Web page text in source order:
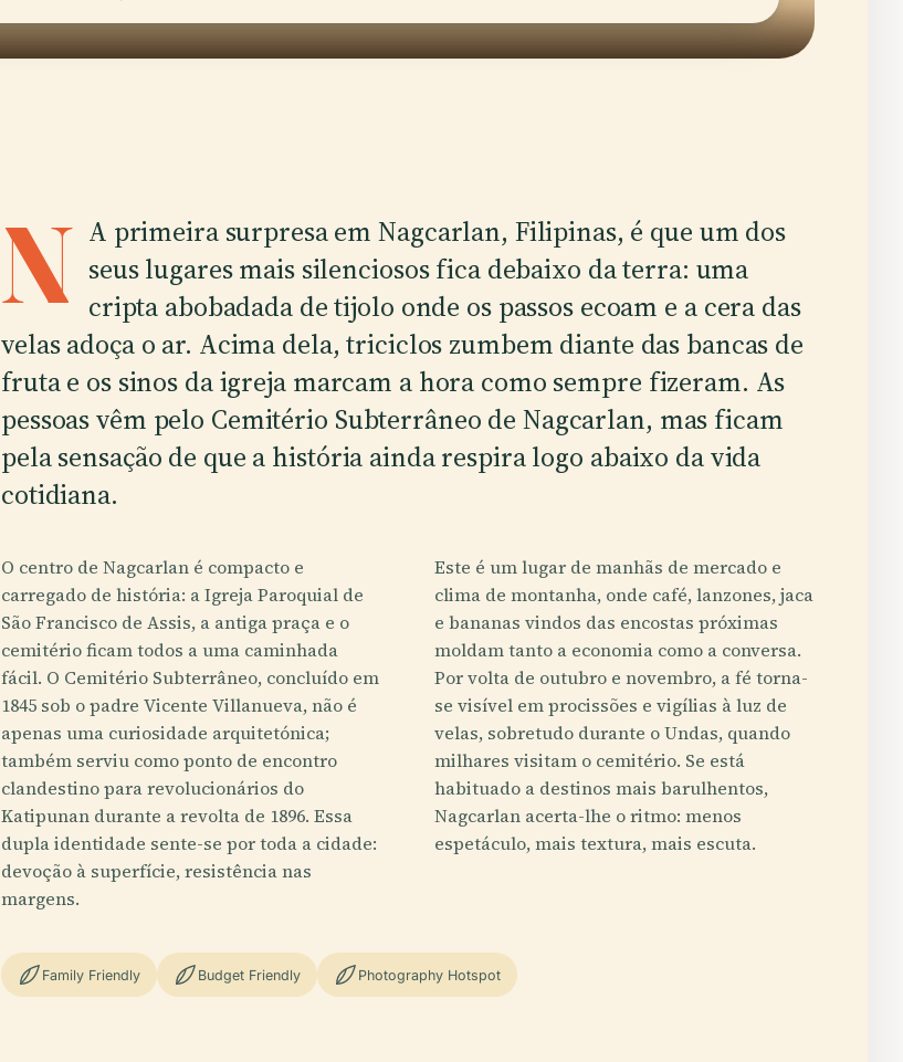
N A primeira surpresa em Nagcarlan, Filipinas, é que um dos
seus lugares mais silenciosos fica debaixo da terra: uma
cripta abobadada de tijolo onde os passos ecoam e a cera das
velas adoça o ar. Acima dela, triciclos zumbem diante das bancas de
fruta e os sinos da igreja marcam a hora como sempre fizeram. As
pessoas vêm pelo Cemitério Subterrâneo de Nagcarlan, mas ficam
pela sensação de que a história ainda respira logo abaixo da vida
cotidiana.
O centro de Nagcarlan é compacto e
carregado de história: a Igreja Paroquial de
São Francisco de Assis, a antiga praça e o
cemitério ficam todos a uma caminhada
fácil. O Cemitério Subterrâneo, concluído em
1845 sob o padre Vicente Villanueva, não é
apenas uma curiosidade arquitetónica;
também serviu como ponto de encontro
clandestino para revolucionários do
Katipunan durante a revolta de 1896. Essa
dupla identidade sente-se por toda a cidade:
devoção à superfície, resistência nas
margens.
Este é um lugar de manhãs de mercado e
clima de montanha, onde café, lanzones, jaca
e bananas vindos das encostas próximas
moldam tanto a economia como a conversa.
Por volta de outubro e novembro, a fé torna-
se visível em procissões e vigílias à luz de
velas, sobretudo durante o Undas, quando
milhares visitam o cemitério. Se está
habituado a destinos mais barulhentos,
Nagcarlan acerta-lhe o ritmo: menos
espetáculo, mais textura, mais escuta.
Family Friendly Budget Friendly Photography Hotspot